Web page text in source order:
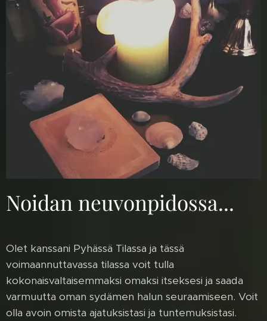
Noidan neuvonpidossa...
Olet kanssani Pyhässä Tilassa ja tässä
voimaannuttavassa tilassa voit tulla
kokonaisvaltaisemmaksi omaksi itseksesi ja saada
varmuutta oman sydämen halun seuraamiseen. Voit
olla avoin omista ajatuksistasi ja tuntemuksistasi.